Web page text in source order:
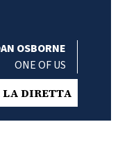
OSBORNE
ONE OF US
LA DIRETTA